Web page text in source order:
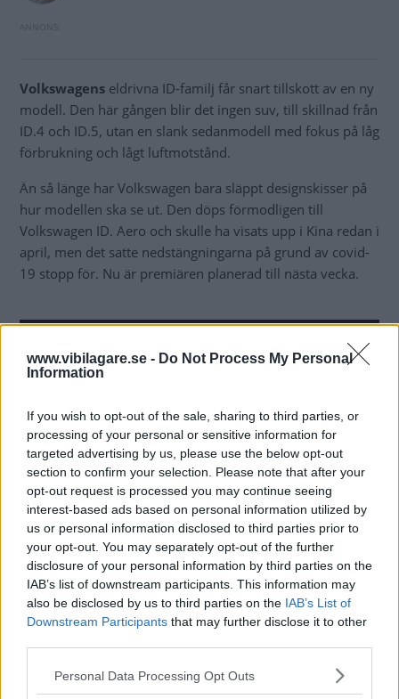
www.vibilagare.se - Do Not Process My Personal
Information
If you wish to opt-out of the sale, sharing to third parties, or
processing of your personal or sensitive information for
targeted advertising by us, please use the below opt-out
section to confirm your selection. Please note that after your
opt-out request is processed you may continue seeing
interest-based ads based on personal information utilized by
us or personal information disclosed to third parties prior to
your opt-out. You may separately opt-out of the further
disclosure of your personal information by third parties on the
IAB’s list of downstream participants. This information may
also be disclosed by us to third parties on the IAB’s List of
Downstream Participants that may further disclose it to other
Please note that this website/app uses one or more Google
Personal Data Processing Opt Outs
Volkswagens eldrivna ID-familj får snart tillskott av en ny
modell. Den här gången blir det ingen suv, till skillnad från
ID.4 och ID.5, utan en slank sedanmodell med fokus på låg
förbrukning och lågt luftmotstånd.
Än så länge har Volkswagen bara släppt designskisser på
hur modellen ska se ut. Den döps förmodligen till
Volkswagen ID. Aero och skulle ha visats upp i Kina redan i
april, men det satte nedstängningarna på grund av covid-
19 stopp för. Nu är premiären planerad till nästa vecka.
Storleksmässigtär det svårt att se exakt hur lång
Volkswagen ID. Aero blir, men gissningsvis finns Tesla
Model 3 snarare än Model S bland konkurrenterna.
Modellen framstår som en slankare och modernare
version av Passat.
Precis som de övriga ID-modellerna ska ID. Aero baseras